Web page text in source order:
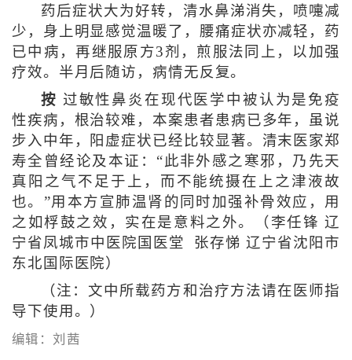
药后症状大为好转，清水鼻涕消失，喷嚏减
少，身上明显感觉温暖了，腰痛症状亦减轻，药
已中病，再继服原方3剂，煎服法同上，以加强
疗效。半月后随访，病情无反复。
按 过敏性鼻炎在现代医学中被认为是免疫
性疾病，根治较难，本案患者患病已多年，虽说
步入中年，阳虚症状已经比较显著。清末医家郑
寿全曾经论及本证：“此非外感之寒邪，乃先天
真阳之气不足于上，而不能统摄在上之津液故
也。”用本方宣肺温肾的同时加强补骨效应，用
之如桴鼓之效，实在是意料之外。（李任锋 辽
宁省凤城市中医院国医堂 张存悌 辽宁省沈阳市
东北国际医院）
（注：文中所载药方和治疗方法请在医师指
导下使用。）
编辑：刘茜